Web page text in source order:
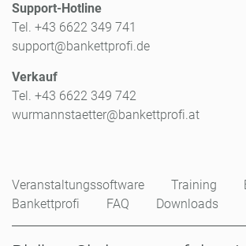
Support-Hotline
Tel. +43 6622 349 741
support@bankettprofi.de
Verkauf
Tel. +43 6622 349 742
wurmannstaetter@bankettprofi.at
Veranstaltungssoftware Training
Bankettprofi
FAQ Downloads